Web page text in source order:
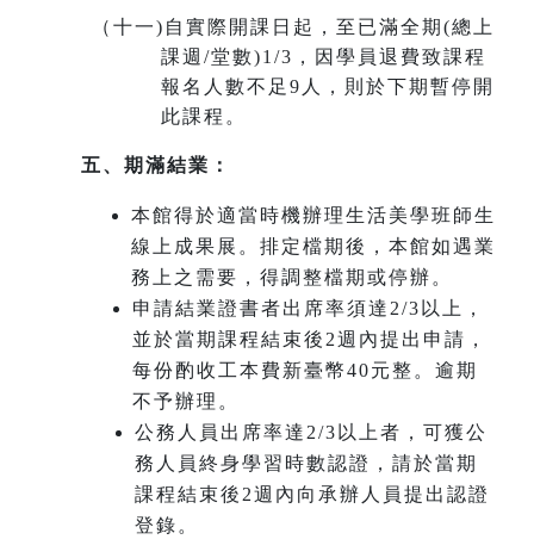
（十一) 自實際開課日起，至已滿全期(總上
課週/堂數)1/3，因學員退費致課程
報名人數不足9人，則於下期暫停開
此課程。
五、期滿結業：
本館得於適當時機辦理生活美學班師生
線上成果展。排定檔期後，本館如遇業
務上之需要，得調整檔期或停辦。
申請結業證書者出席率須達2/3以上，
並於當期課程結束後2週內提出申請，
每份酌收工本費新臺幣40元整。逾期
不予辦理。
公務人員出席率達2/3以上者，可獲公
務人員終身學習時數認證，請於當期
課程結束後2週內向承辦人員提出認證
登錄。